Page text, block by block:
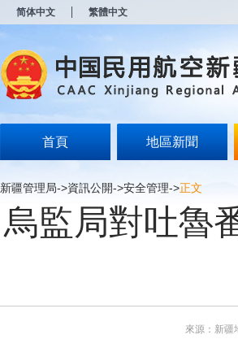
简体中文 繁體中文
首頁 地區新聞
新疆管理局->資訊公開->安全管理->正文
烏監局對吐魯
來源：新疆
开
无
障
说
按
Alt
加
波
浪